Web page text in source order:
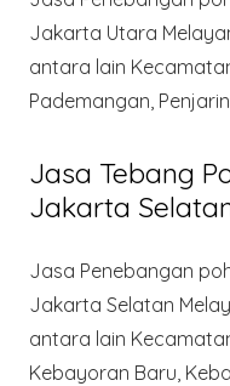
Jakarta Utara
antara lain
Pademangan,
Jasa Tebang
Jakarta
Jasa Penebangan
Jakarta Selatan
antara lain
Kebayoran Baru,